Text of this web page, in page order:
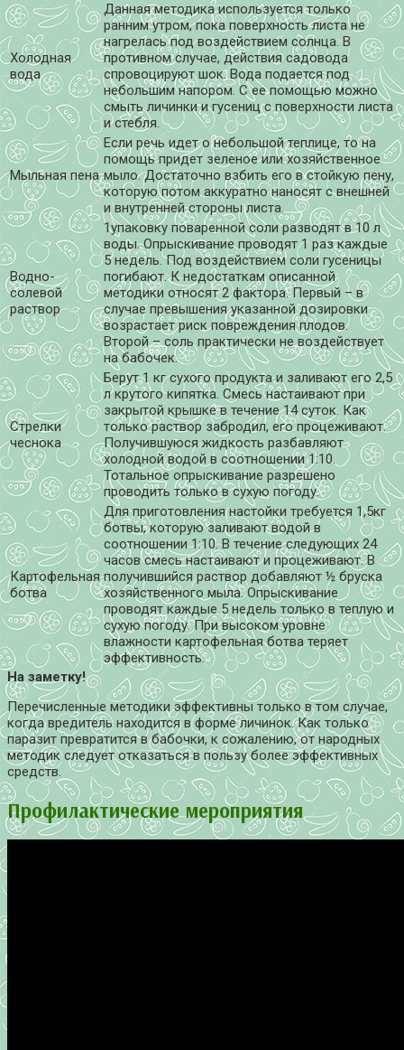
Холодная
вода
Данная методика используется только
ранним утром, пока поверхность листа не
нагрелась под воздействием солнца. В
противном случае, действия садовода
спровоцируют шок. Вода подается под
небольшим напором. С ее помощью можно
смыть личинки и гусениц с поверхности листа
и стебля.
Мыльная пена
Если речь идет о небольшой теплице, то на
помощь придет зеленое или хозяйственное
мыло. Достаточно взбить его в стойкую пену,
которую потом аккуратно наносят с внешней
и внутренней стороны листа.
Водно-
солевой
раствор
1упаковку поваренной соли разводят в 10 л
воды. Опрыскивание проводят 1 раз каждые
5 недель. Под воздействием соли гусеницы
погибают. К недостаткам описанной
методики относят 2 фактора. Первый – в
случае превышения указанной дозировки
возрастает риск повреждения плодов.
Второй – соль практически не воздействует
на бабочек.
Стрелки
чеснока
Берут 1 кг сухого продукта и заливают его 2,5
л крутого кипятка. Смесь настаивают при
закрытой крышке в течение 14 суток. Как
только раствор забродил, его процеживают.
Получившуюся жидкость разбавляют
холодной водой в соотношении 1:10.
Тотальное опрыскивание разрешено
проводить только в сухую погоду.
Картофельная
ботва
Для приготовления настойки требуется 1,5кг
ботвы, которую заливают водой в
соотношении 1:10. В течение следующих 24
часов смесь настаивают и процеживают. В
получившийся раствор добавляют ½ бруска
хозяйственного мыла. Опрыскивание
проводят каждые 5 недель только в теплую и
сухую погоду. При высоком уровне
влажности картофельная ботва теряет
эффективность.
На заметку!
Перечисленные методики эффективны только в том случае,
когда вредитель находится в форме личинок. Как только
паразит превратится в бабочки, к сожалению, от народных
методик следует отказаться в пользу более эффективных
средств.
Профилактические мероприятия